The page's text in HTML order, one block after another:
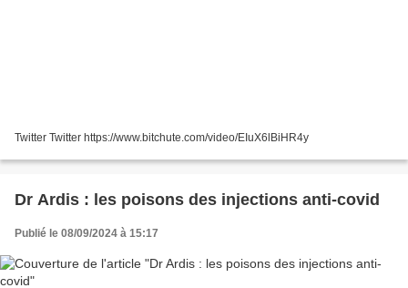
Twitter Twitter https://www.bitchute.com/video/EIuX6lBiHR4y
Dr Ardis : les poisons des injections anti-covid
Publié le 08/09/2024 à 15:17